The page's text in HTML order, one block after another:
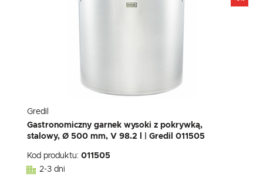
Gredil
Gastronomiczny garnek wysoki z pokrywką,
stalowy, Ø 500 mm, V 98.2 l | Gredil 011505
Kod produktu: 011505
2-3 dni